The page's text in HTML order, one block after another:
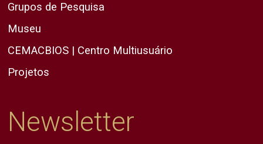
Grupos de Pesquisa
Museu
CEMACBIOS | Centro Multiusuário
Projetos
Newsletter